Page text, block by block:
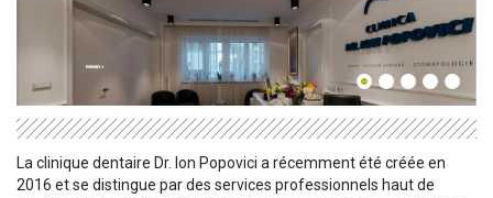
La clinique dentaire Dr. Ion Popovici a récemment été créée en
2016 et se distingue par des services professionnels haut de